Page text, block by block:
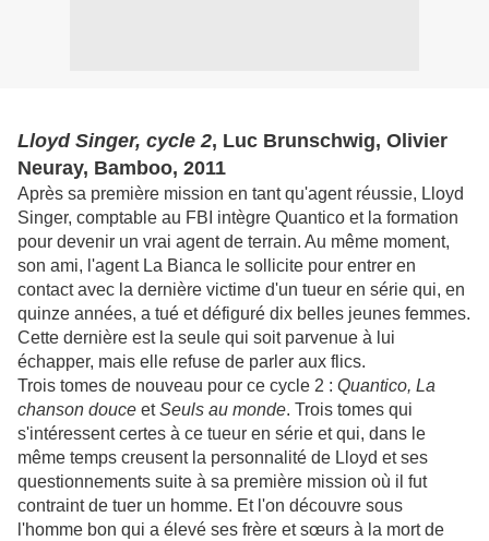
Lloyd Singer, cycle 2, Luc Brunschwig, Olivier
Neuray, Bamboo, 2011
Après sa première mission en tant qu'agent réussie, Lloyd
Singer, comptable au FBI intègre Quantico et la formation
pour devenir un vrai agent de terrain. Au même moment,
son ami, l'agent La Bianca le sollicite pour entrer en
contact avec la dernière victime d'un tueur en série qui, en
quinze années, a tué et défiguré dix belles jeunes femmes.
Cette dernière est la seule qui soit parvenue à lui
échapper, mais elle refuse de parler aux flics.
Trois tomes de nouveau pour ce cycle 2 : Quantico, La
chanson douce etSeuls au monde. Trois tomes qui
s'intéressent certes à ce tueur en série et qui, dans le
même temps creusent la personnalité de Lloyd et ses
questionnements suite à sa première mission où il fut
contraint de tuer un homme. Et l'on découvre sous
l'homme bon qui a élevé ses frère et sœurs à la mort de